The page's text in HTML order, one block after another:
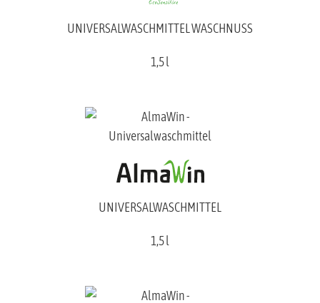
UNIVERSALWASCHMITTEL WASCHNUSS
1,5 l
UNIVERSALWASCHMITTEL
1,5 l